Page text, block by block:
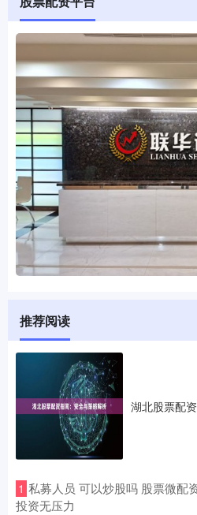
推荐阅读
湖北股票配
1 私募人员 可以炒股吗 股票微配
投资无压力